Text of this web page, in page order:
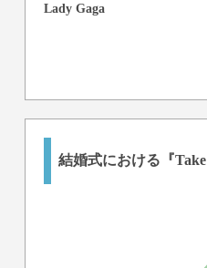
Lady Gaga
結婚式における『